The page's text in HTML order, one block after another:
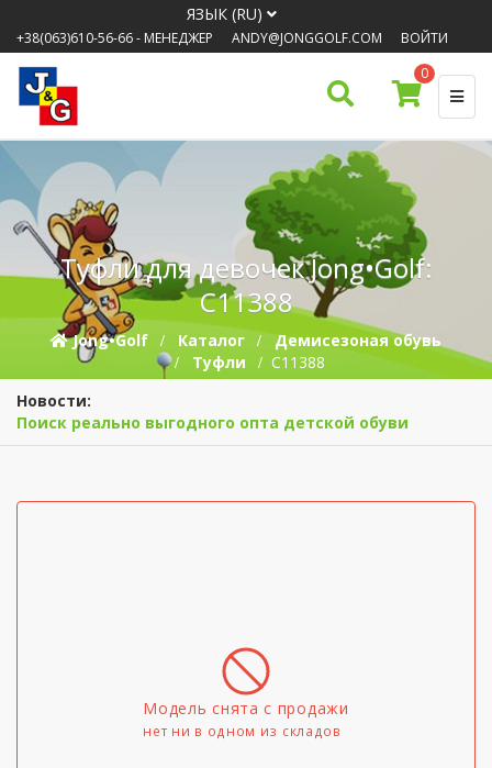
ЯЗЫК (RU)
+38(063)610-56-66- МЕНЕДЖЕР ANDY@JONGGOLF.COM
ВОЙТИ
0
Туфли для девочек Jong•Golf:
C11388
Jong•Golf Каталог
Демисезоная обувь
Туфли
C11388
Новости:
Поиск реально выгодного опта детской обуви
Модель снята с продажи
нет ни в одном из складов